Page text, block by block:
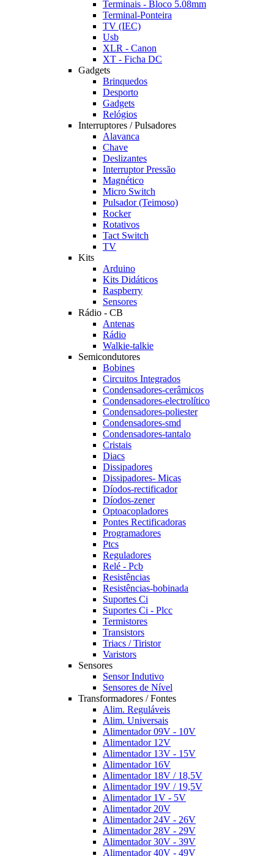
Terminais - Bloco 5.08mm
Terminal-Ponteira
TV (IEC)
Usb
XLR - Canon
XT - Ficha DC
Gadgets
Brinquedos
Desporto
Gadgets
Relógios
Interruptores / Pulsadores
Alavanca
Chave
Deslizantes
Interruptor Pressão
Magnético
Micro Switch
Pulsador (Teimoso)
Rocker
Rotativos
Tact Switch
TV
Kits
Arduino
Kits Didáticos
Raspberry
Sensores
Rádio - CB
Antenas
Rádio
Walkie-talkie
Semicondutores
Bobines
Circuitos Integrados
Condensadores-cerâmicos
Condensadores-electrolítico
Condensadores-poliester
Condensadores-smd
Condensadores-tantalo
Cristais
Diacs
Dissipadores
Dissipadores- Micas
Díodos-rectificador
Díodos-zener
Optoacopladores
Pontes Rectificadoras
Programadores
Ptcs
Reguladores
Relé - Pcb
Resistências
Resistências-bobinada
Suportes Ci
Suportes Ci - Plcc
Termistores
Transistors
Triacs / Tiristor
Varistors
Sensores
Sensor Indutivo
Sensores de Nível
Transformadores / Fontes
Alim. Reguláveis
Alim. Universais
Alimentador 09V - 10V
Alimentador 12V
Alimentador 13V - 15V
Alimentador 16V
Alimentador 18V / 18,5V
Alimentador 19V / 19,5V
Alimentador 1V - 5V
Alimentador 20V
Alimentador 24V - 26V
Alimentador 28V - 29V
Alimentador 30V - 39V
Alimentador 40V - 49V